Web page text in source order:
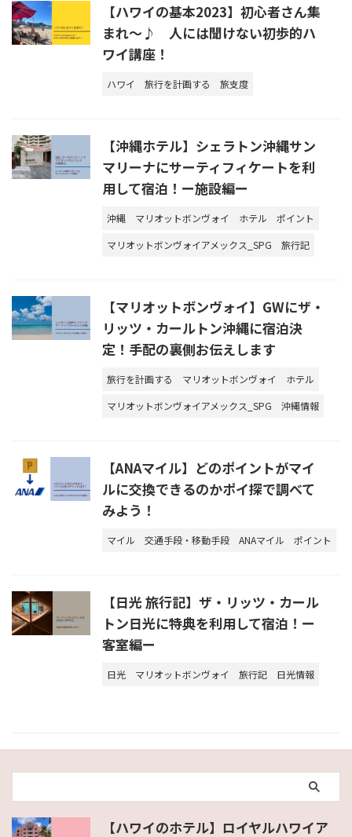
【ハワイの基本2023】初心者さん集
まれ～♪ 人には聞けない初歩的ハ
ワイ講座！
ハワイ 旅行を計画する 旅支度
【沖縄ホテル】シェラトン沖縄サン
マリーナにサーティフィケートを利
用して宿泊！ー施設編ー
沖縄 マリオットボンヴォイ ホテル
ポイント
マリオットボンヴォイアメックス_SPG
旅行記
【マリオットボンヴォイ】GWにザ・
リッツ・カールトン沖縄に宿泊決
定！手配の裏側お伝えします
旅行を計画する マリオットボンヴォイ
ホテル
マリオットボンヴォイアメックス_SPG
沖縄情報
【ANAマイル】どのポイントがマイ
ルに交換できるのかポイ探で調べて
みよう！
マイル 交通手段・移動手段 ANAマイル ポイント
【日光 旅行記】ザ・リッツ・カール
トン日光に特典を利用して宿泊！ー
客室編ー
日光 マリオットボンヴォイ 旅行記 日光情報
【ハワイのホテル】ロイヤルハワイア